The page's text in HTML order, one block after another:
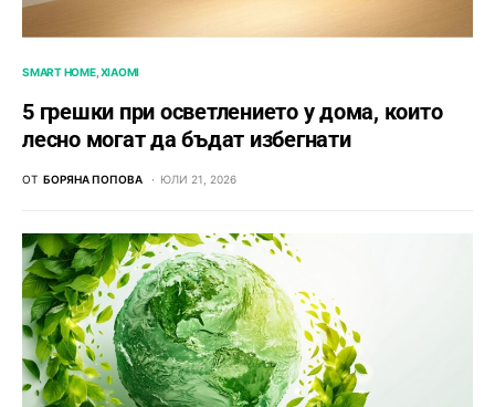
SMART HOME XIAOMI
5 грешки при осветлението у дома, които
лесно могат да бъдат избегнати
ОТ БОРЯНА ПОПОВА ЮЛИ 21, 2026